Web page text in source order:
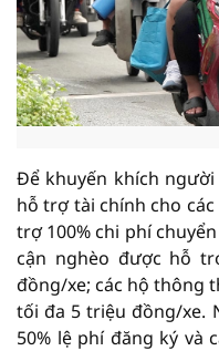
Để khuyến khích
hỗ trợ tài chính cho
trợ 100% chi phí
cận nghèo được hỗ
đồng/xe; các hộ thông
tối đa 5 triệu đồng/xe.
50% lệ phí đăng ký và